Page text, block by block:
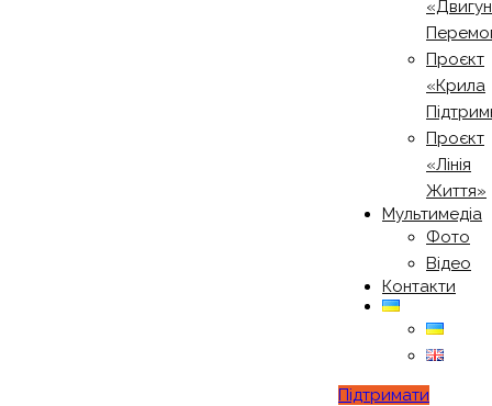
Проєкт
«Крила
Проєкт
«Лінія
Життя»
Мультимедіа
Фото
Відео
Контакти
Підтримати